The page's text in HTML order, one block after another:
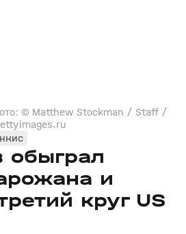
© Matthew Stockman / Staff /
обыграл
и
круг US